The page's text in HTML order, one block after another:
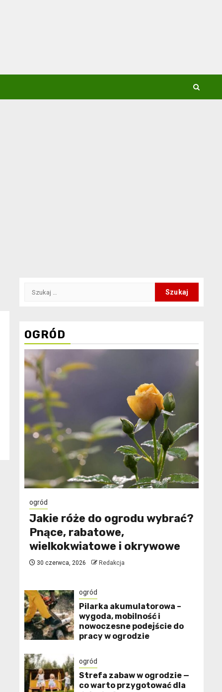
Szukaj:
OGRÓD
ogród
Jakie róże do ogrodu wybrać?
Pnące, rabatowe,
wielkokwiatowe i okrywowe
30 czerwca, 2026 Redakcja
ogród
Pilarka akumulatorowa –
wygoda, mobilność i
nowoczesne podejście do
pracy w ogrodzie
ogród
Strefa zabaw w ogrodzie —
co warto przygotować dla